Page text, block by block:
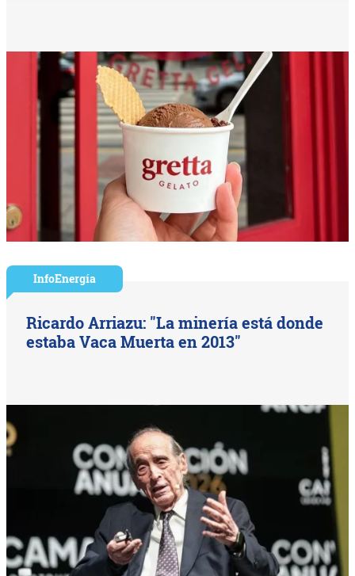
InfoEnergía
Ricardo Arriazu: "La minería está donde
estaba Vaca Muerta en 2013"